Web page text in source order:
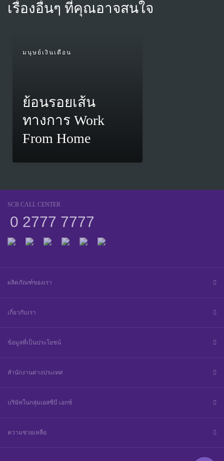
เรื่องอื่นๆ ที่คุณอาจสนใจ
มนุษย์เงินเดือน
ย้อนรอยเส้น
ทางการ Work
From Home
SCB CALL CENTER
0 2777 7777
ผลิตภัณฑ์ของเรา
เกี่ยวกับเรา
ข้อมูลที่เป็นประโยชน์
สำนักงานต่างประเทศ
บริษัทในกลุ่มเอสซีบี เอกซ์
ความช่วยเหลือ